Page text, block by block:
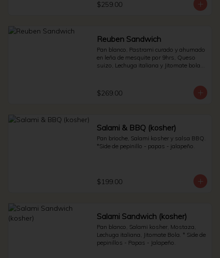
$259.00
Reuben Sandwich
Pan blanco, Pastrami curado y ahumado
en leña de mesquite por 9hrs, Queso
suizo, Lechuga italiana y Jitomate bola. *
$269.00
Salami & BBQ (kosher)
Pan brioche, Salami kosher y salsa BBQ.
*Side de pepinillo - papas - jalapeño.
$199.00
Salami Sandwich (kosher)
Pan blanco, Salami kosher, Mostaza,
Lechuga italiana, Jitomate Bola. * Side de
pepinillos - Papas - Jalapeño.